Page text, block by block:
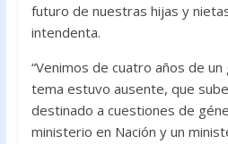
futuro de nuestras hijas y
intendenta.
“Venimos de cuatro años de
tema estuvo ausente, que
destinado a cuestiones de
ministerio en Nación y un